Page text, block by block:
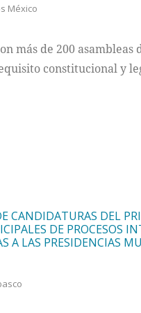
México
más de 200 asambleas
constitucional y
CANDIDATURAS DEL PRI
DE PROCESOS
A LAS PRESIDENCIAS